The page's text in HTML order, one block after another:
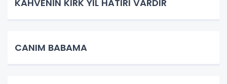
KAHVENİN KIRK YIL HATIRI VARDIR
CANIM BABAMA